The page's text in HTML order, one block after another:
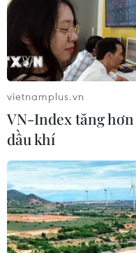
dầu của Iran.
vietnamplus.vn
VN-Index tăng
dầu khí